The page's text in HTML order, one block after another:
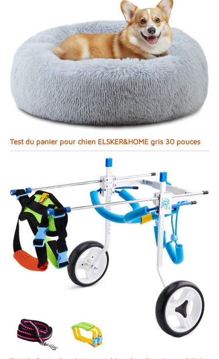
Test du panier pour chien ELSKER&HOME gris 30 pouces